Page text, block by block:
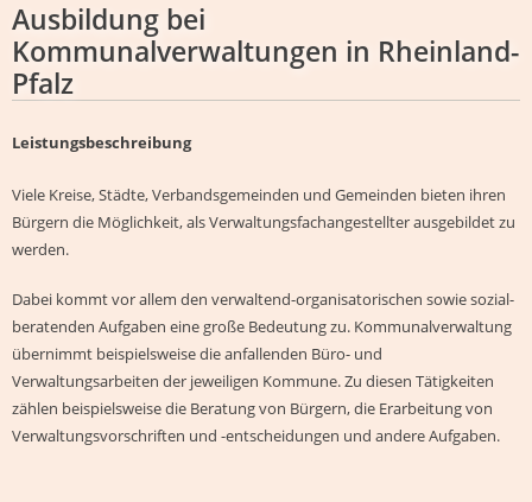
Ausbildung bei
Kommunalverwaltungen in Rheinland-
Pfalz
Leistungsbeschreibung
Viele Kreise, Städte, Verbandsgemeinden und Gemeinden bieten ihren
Bürgern die Möglichkeit, als Verwaltungsfachangestellter ausgebildet zu
werden.
Dabei kommt vor allem den verwaltend-organisatorischen sowie sozial-
beratenden Aufgaben eine große Bedeutung zu. Kommunalverwaltung
übernimmt beispielsweise die anfallenden Büro- und
Verwaltungsarbeiten der jeweiligen Kommune. Zu diesen Tätigkeiten
zählen beispielsweise die Beratung von Bürgern, die Erarbeitung von
Verwaltungsvorschriften und -entscheidungen und andere Aufgaben.